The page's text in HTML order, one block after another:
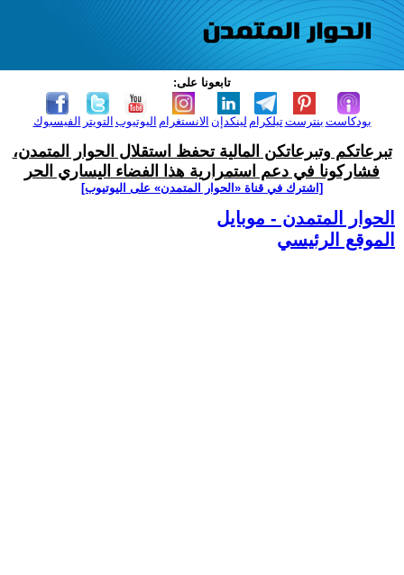
تابعونا على:
الفيسبوك التويتر اليوتيوب الانستغرام لينكدإن تيلكرامبنترست بودكاست
تبرعاتكم وتبرعاتكن المالية تحفظ استقلال الحوار المتمدن،
فشاركونا في دعم استمرارية هذا الفضاء اليساري الحر
[اشترك في قناة ‫«الحوار المتمدن» على اليوتيوب]
الحوار المتمدن - موبايل
الموقع الرئيسي